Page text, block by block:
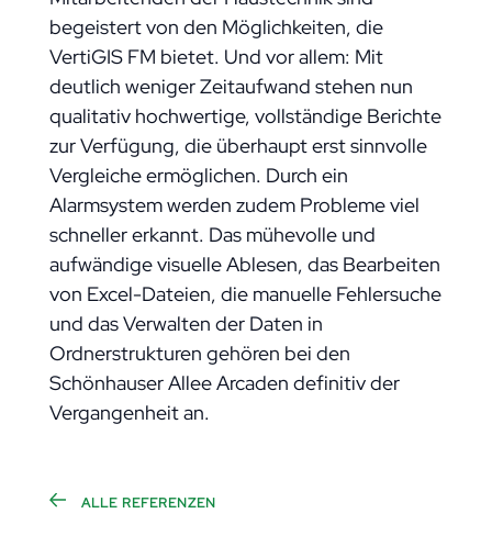
begeistert von den Möglichkeiten, die
VertiGIS FM bietet. Und vor allem: Mit
deutlich weniger Zeitaufwand stehen nun
qualitativ hochwertige, vollständige Berichte
zur Verfügung, die überhaupt erst sinnvolle
Vergleiche ermöglichen. Durch ein
Alarmsystem werden zudem Probleme viel
schneller erkannt. Das mühevolle und
aufwändige visuelle Ablesen, das Bearbeiten
von Excel-Dateien, die manuelle Fehlersuche
und das Verwalten der Daten in
Ordnerstrukturen gehören bei den
Schönhauser Allee Arcaden definitiv der
Vergangenheit an.
ALLE REFERENZEN